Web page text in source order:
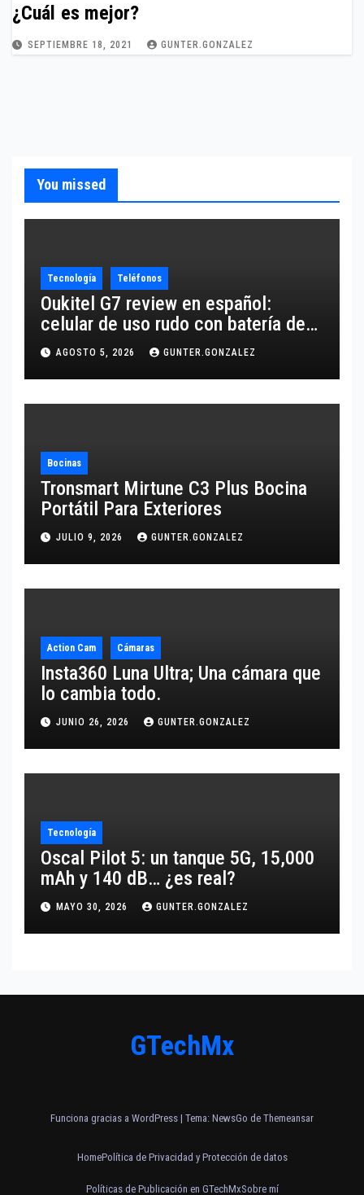
¿Cuál es mejor?
SEPTIEMBRE 18, 2021 GUNTER.GONZALEZ
You missed
Tecnología Teléfonos
Oukitel G7 review en español:
celular de uso rudo con batería de
10,600 mAh
AGOSTO 5, 2026 GUNTER.GONZALEZ
Bocinas
Tronsmart Mirtune C3 Plus Bocina
Portátil Para Exteriores
JULIO 9, 2026 GUNTER.GONZALEZ
Action Cam Cámaras
Insta360 Luna Ultra; Una cámara que
lo cambia todo.
JUNIO 26, 2026 GUNTER.GONZALEZ
Tecnología
Oscal Pilot 5: un tanque 5G, 15,000
mAh y 140 dB… ¿es real?
MAYO 30, 2026 GUNTER.GONZALEZ
GTechMx
Funciona gracias a WordPress | Tema: NewsGo de Themeansar
HomePolítica de Privacidad y Protección de datos
Políticas de Publicación en GTechMxSobre mí